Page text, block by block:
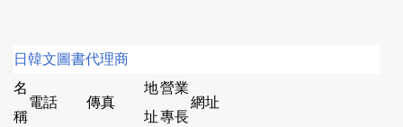
日韓文圖書代理商
名
稱
電話 傳真
地
址
營業
專長
網址